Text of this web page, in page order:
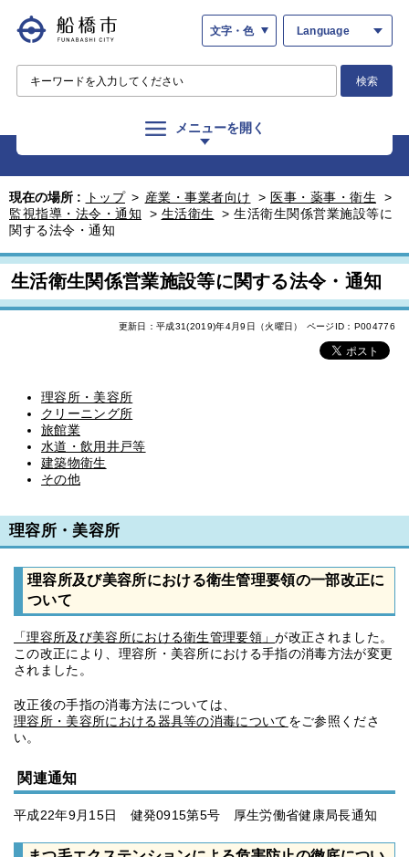
文字・色 Language
検索
メニューを開く
現在の場所 : トップ > 産業・事業者向け > 医事・薬事・衛生
>
監視指導・法令・通知
> 生活衛生 > 生活衛生関係営業施設等に
関する法令・通知
生活衛生関係営業施設等に関する法令・通知
更新日：平成31(2019)年4月9日（火曜日） ページID：P004776
理容所・美容所
クリーニング所
旅館業
水道・飲用井戸等
建築物衛生
その他
理容所・美容所
理容所及び美容所における衛生管理要領の一部改正に
ついて
「理容所及び美容所における衛生管理要領」が改正されました。
この改正により、理容所・美容所における手指の消毒方法が変更
されました。
改正後の手指の消毒方法については、
理容所・美容所における器具等の消毒についてをご参照くださ
い。
関連通知
平成22年9月15日 健発0915第5号 厚生労働省健康局長通知